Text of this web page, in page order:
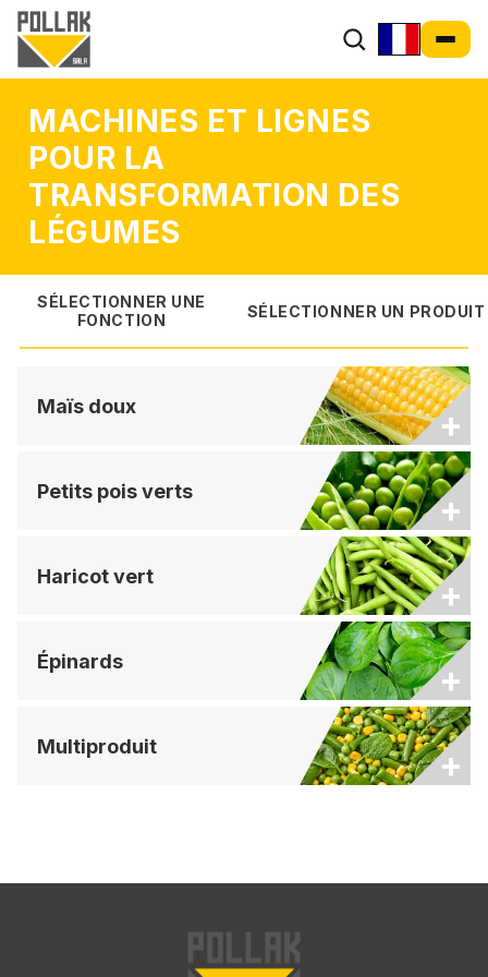
MACHINES ET LIGNES
POUR LA
TRANSFORMATION DES
LÉGUMES
SÉLECTIONNER UNE
FONCTION
SÉLECTIONNER UN PRODUIT
Maïs doux +
Petits pois verts +
Haricot vert +
Épinards +
Multiproduit +